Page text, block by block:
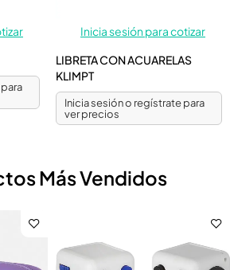
Inicia sesión para cotizar
LIBRETA CON ACUARELAS
KLIMPT
Inicia sesión o regístrate para
ver precios
Más Vendidos